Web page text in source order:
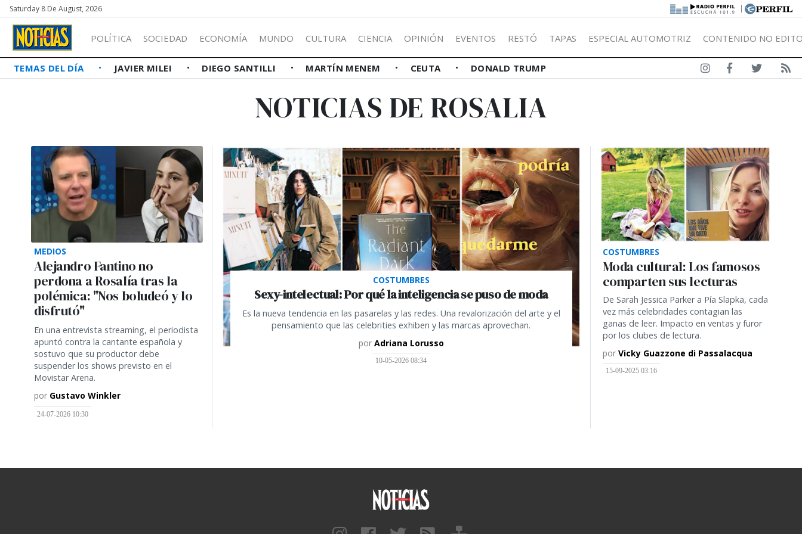
Saturday 8 De August, 2026 |
POLÍTICA SOCIEDAD ECONOMÍA MUNDO CULTURA CIENCIA OPINIÓN EVENTOS RESTÓ TAPAS ESPECIAL AUTOMOTRIZ CONTENIDO NO
TEMAS DEL DÍA JAVIER MILEI DIEGO SANTILLI MARTÍN MENEM CEUTA DONALD TRUMP
NOTICIAS DE ROSALIA
MEDIOS
Alejandro Fantino no
perdona a Rosalía tras la
polémica: "Nos boludeó y lo
disfrutó"
En una entrevista streaming, el periodista
apuntó contra la cantante española y
sostuvo que su productor debe
suspender los shows previsto en el
Movistar Arena.
por Gustavo Winkler
24-07-2026 10:30
COSTUMBRES
Sexy-intelectual: Por qué la inteligencia se puso de moda
Es la nueva tendencia en las pasarelas y las redes. Una revalorización del arte y el
pensamiento que las celebrities exhiben y las marcas aprovechan.
por Adriana Lorusso
10-05-2026 08:34
COSTUMBRES
Moda cultural: Los famosos
comparten sus lecturas
De Sarah Jessica Parker a Pía Slapka, cada
vez más celebridades contagian las
ganas de leer. Impacto en ventas y furor
por los clubes de lectura.
por Vicky Guazzone di Passalacqua
15-09-2025 03:16